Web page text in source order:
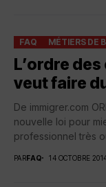
FAQ MÉTIERS DE
L’ordre
veut faire
De immigrer.com
nouvelle loi pour
professionnel très
PARFAQ 14 OCTOBRE